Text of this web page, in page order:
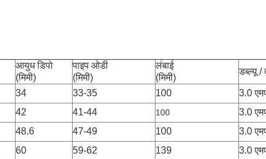
आयुध डिपो
(मिमी)
पाइप ओडी
(मिमी)
लंबाई
(मिमी)
डब्ल्यू /
34 33-35 100
3.0
42 41-44 100
3.0
48.6 47-49 100
3.0
60 59-62 139
3.0